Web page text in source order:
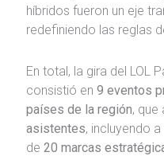
híbridos fueron un eje
redefiniendo las reglas
En total, la gira del LOL
consistió en 9 eventos
países de la región, que
asistentes, incluyendo
de 20 marcas